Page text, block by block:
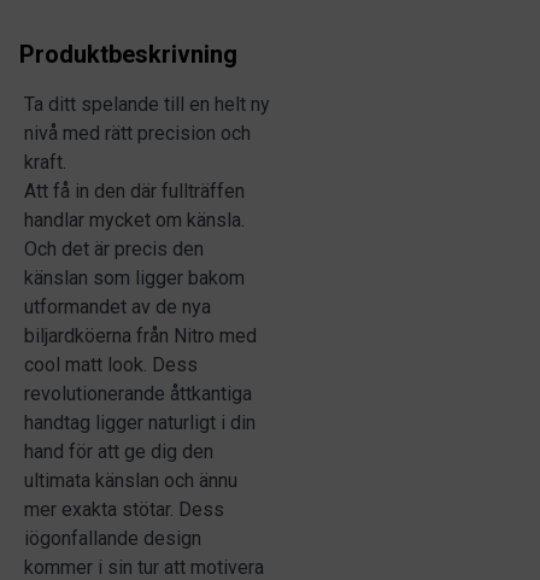
Produktbeskrivning
Ta ditt spelande till en helt ny
nivå med rätt precision och
kraft.
Att få in den där fullträffen
handlar mycket om känsla.
Och det är precis den
känslan som ligger bakom
utformandet av de nya
biljardköerna från Nitro med
cool matt look. Dess
revolutionerande åttkantiga
handtag ligger naturligt i din
hand för att ge dig den
ultimata känslan och ännu
mer exakta stötar. Dess
iögonfallande design
kommer i sin tur att motivera